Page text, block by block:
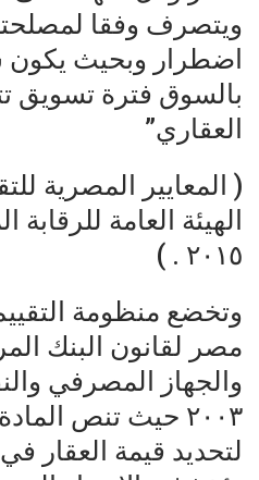
ويتصرف وفقا
اضطرار وبحيث
بالسوق فترة تسويق
العقاري”
( المعايير المصرية
الهيئة العامة للرقابة
٢٠١٥ . )
وتخضع منظومة
مصر لقانون البنك
لتحديد قيمة العقار